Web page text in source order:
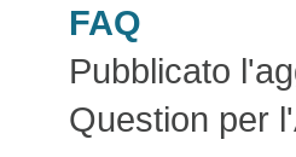
FAQ
Pubblicato
Question per